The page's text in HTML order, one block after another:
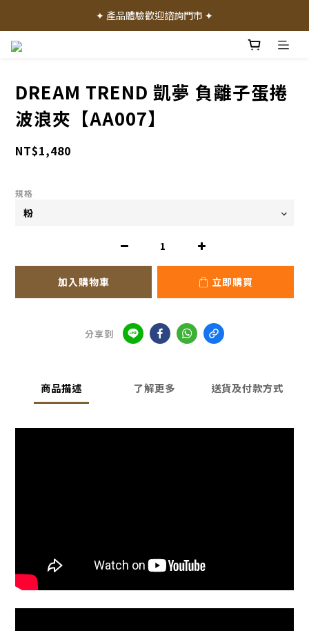
✦ 加入會員就送 50 元購物禮金 ✦
✦ 產品體驗歡迎諮詢門市 ✦
DREAM TREND 凱夢 負離子蛋捲
波浪夾【AA007】
NT$1,480
規格
加入購物車 立即購買
分享到
商品描述 了解更多 送貨及付款方式